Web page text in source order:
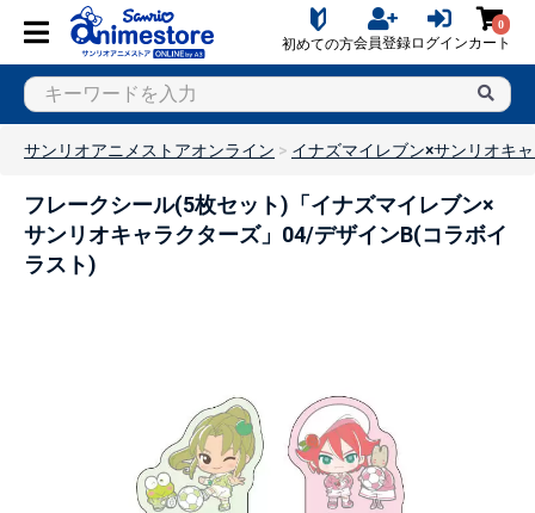
初めての方会員登録ログイン
0
カート
サンリオアニメストアオンライン イナズマイレブン×サンリオキ
フレークシール(5枚セット)「イナズマイレブン×
サンリオキャラクターズ」04/デザインB(コラボイ
ラスト)